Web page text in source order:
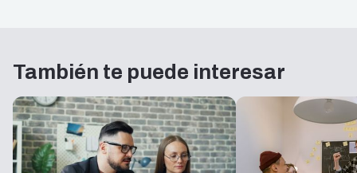
También te puede interesar